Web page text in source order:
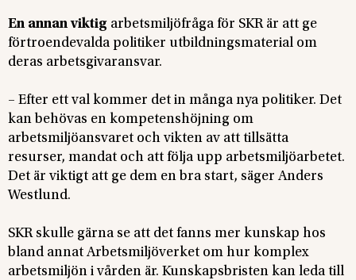
En annan viktig arbetsmiljöfråga för SKR är att ge
förtroendevalda politiker utbildningsmaterial om
deras arbetsgivaransvar.
– Efter ett val kommer det in många nya politiker. Det
kan behövas en kompetenshöjning om
arbetsmiljöansvaret och vikten av att tillsätta
resurser, mandat och att följa upp arbetsmiljöarbetet.
Det är viktigt att ge dem en bra start, säger Anders
Westlund.
SKR skulle gärna se att det fanns mer kunskap hos
bland annat Arbetsmiljöverket om hur komplex
arbetsmiljön i vården är. Kunskapsbristen kan leda till